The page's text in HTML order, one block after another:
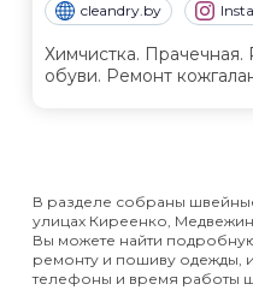
cleandry.by
Химчистка.
обуви. Ремонт
В разделе собраны
улицах Киреенко,
Вы можете найти
ремонту и пошиву одежды,
телефоны и время работы